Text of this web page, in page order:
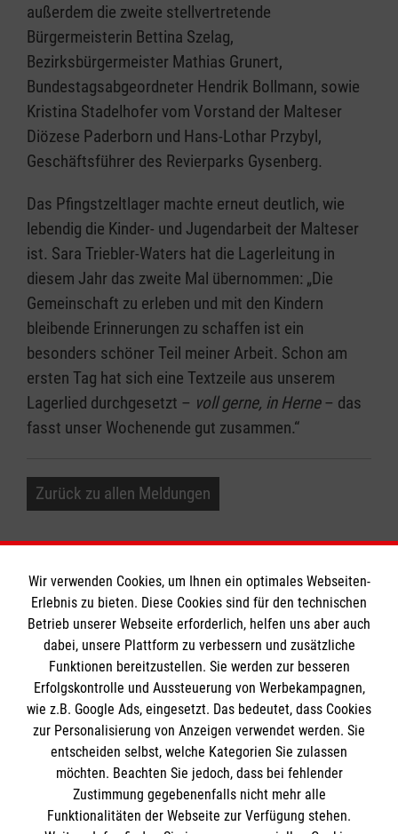
außerdem die zweite stellvertretende
Bürgermeisterin Bettina Szelag,
Bezirksbürgermeister Mathias Grunert,
Bundestagsabgeordneter Hendrik Bollmann, sowie
Kristina Stadelhofer vom Vorstand der Malteser
Diözese Paderborn und Hans-Lothar Przybyl,
Geschäftsführer des Revierparks Gysenberg.
Das Pfingstzeltlager machte erneut deutlich, wie
lebendig die Kinder- und Jugendarbeit der Malteser
ist. Sara Triebler-Waters hat die Lagerleitung in
diesem Jahr das zweite Mal übernommen: „Die
Gemeinschaft zu erleben und mit den Kindern
bleibende Erinnerungen zu schaffen ist ein
besonders schöner Teil meiner Arbeit. Schon am
ersten Tag hat sich eine Textzeile aus unserem
Lagerlied durchgesetzt – voll gerne, in Herne– das
fasst unser Wochenende gut zusammen.“
Zurück zu allen Meldungen
Informationen
Impressum
Datenschutz
Kontakt
Die Malteser
Malteser in Deutschland
Malteserorden
Spendenkonto
Wir verwenden Cookies, um Ihnen ein optimales Webseiten-
Erlebnis zu bieten. Diese Cookies sind für den technischen
Betrieb unserer Webseite erforderlich, helfen uns aber auch
dabei, unsere Plattform zu verbessern und zusätzliche
Funktionen bereitzustellen. Sie werden zur besseren
Erfolgskontrolle und Aussteuerung von Werbekampagnen,
wie z.B. Google Ads, eingesetzt. Das bedeutet, dass Cookies
zur Personalisierung von Anzeigen verwendet werden. Sie
entscheiden selbst, welche Kategorien Sie zulassen
möchten. Beachten Sie jedoch, dass bei fehlender
Zustimmung gegebenenfalls nicht mehr alle
Funktionalitäten der Webseite zur Verfügung stehen.